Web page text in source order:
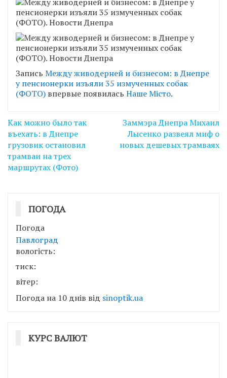
Запись Между живодерней и бизнесом: в Днепре
у пенсионерки изъяли 35 измученных собак
(ФОТО) впервые появилась Наше Місто.
Навігація
записів
Как можно было так
въехать: в Днепре
грузовик остановил
трамваи на трех
маршрутах (Фото)
Заммэра Днепра Михаил
Лысенко развеял миф о
новых дешевых трамваях
ПОГОДА
Погода
Павлоград
вологість:
тиск:
вітер:
Погода на 10 днів від sinoptik.ua
КУРС ВАЛЮТ